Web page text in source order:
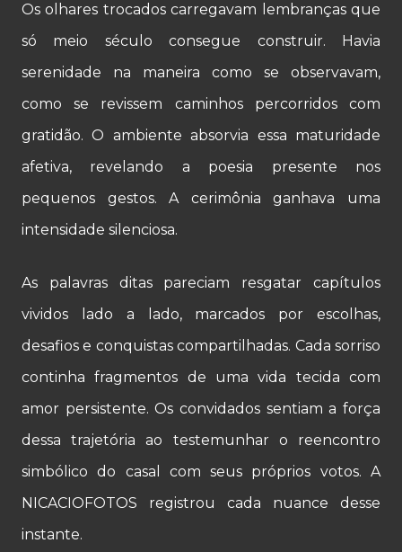
Os olhares trocados carregavam lembranças que
só meio século consegue construir. Havia
serenidade na maneira como se observavam,
como se revissem caminhos percorridos com
gratidão. O ambiente absorvia essa maturidade
afetiva, revelando a poesia presente nos
pequenos gestos. A cerimônia ganhava uma
intensidade silenciosa.
As palavras ditas pareciam resgatar capítulos
vividos lado a lado, marcados por escolhas,
desafios e conquistas compartilhadas. Cada sorriso
continha fragmentos de uma vida tecida com
amor persistente. Os convidados sentiam a força
dessa trajetória ao testemunhar o reencontro
simbólico do casal com seus próprios votos. A
NICACIOFOTOS registrou cada nuance desse
instante.